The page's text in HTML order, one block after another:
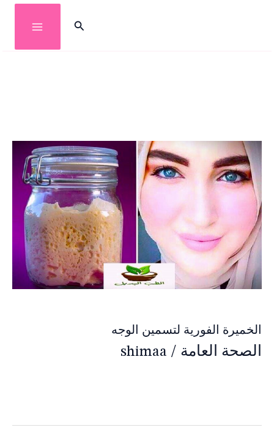
البحث
الخميرة الفورية لتسمين الوجه
الصحة العامة /
shimaa